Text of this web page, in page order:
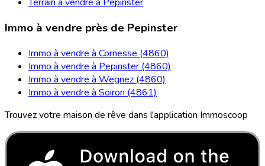
Immo à vendre près de Pepinster
Immo à vendre à Cornesse (4860)
Immo à vendre à Pepinster (4860)
Immo à vendre à Wegnez (4860)
Immo à vendre à Soiron (4861)
Trouvez votre maison de rêve dans l'application Immoscoop